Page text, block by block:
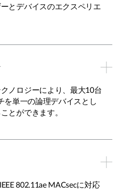
とデバイスのエクスペリエ
ノロジーにより、最大10台
を単一の論理デバイスとし
とができます。
802.11ae MACsecに対応